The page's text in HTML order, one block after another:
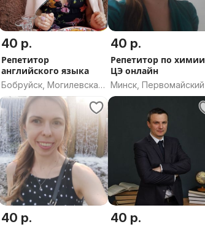
40 р.
Репетитор
английского языка
Бобруйск, Могилевская
область
40 р.
Репетитор по химии
ЦЭ онлайн
Минск, Первомайский
40 р. 40 р.